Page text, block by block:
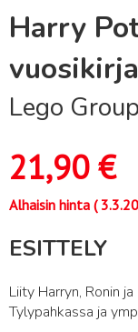
Harry
vuosikirja
Lego Group
21,90€
Alhaisin hinta (
ESITTELY
Liity Harryn, Ronin
Tylypahkassa ja